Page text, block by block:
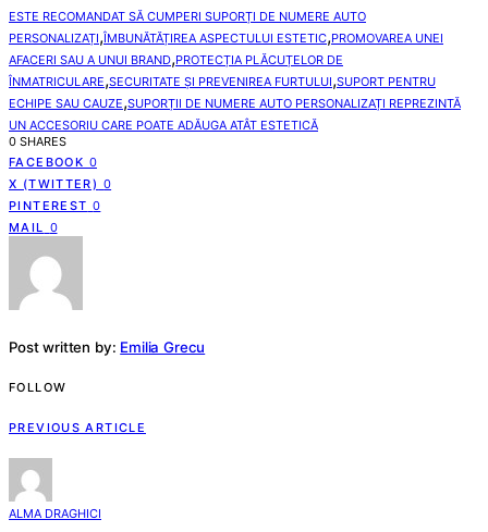
ESTE RECOMANDAT SĂ CUMPERI SUPORȚI DE NUMERE AUTO
PERSONALIZAȚI,ÎMBUNĂTĂȚIREA ASPECTULUI ESTETIC,PROMOVAREA UNEI
AFACERI SAU A UNUI BRAND,PROTECȚIA PLĂCUȚELOR DE
ÎNMATRICULARE,SECURITATE ȘI PREVENIREA FURTULUI,SUPORT PENTRU
ECHIPE SAU CAUZE,SUPORȚII DE NUMERE AUTO PERSONALIZAȚI REPREZINTĂ
UN ACCESORIU CARE POATE ADĂUGA ATÂT ESTETICĂ
0 SHARES
FACEBOOK 0
X (TWITTER) 0
PINTEREST 0
MAIL
0
Post written by: Emilia Grecu
FOLLOW
PREVIOUS ARTICLE
ALMA DRAGHICI